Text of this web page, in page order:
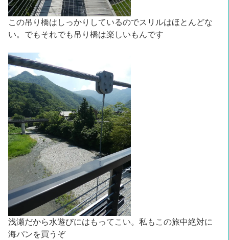
この吊り橋はしっかりしているのでスリルはほとんどな
い。でもそれでも吊り橋は楽しいもんです
浅瀬だから水遊びにはもってこい。私もこの旅中絶対に
海パンを買うぞ